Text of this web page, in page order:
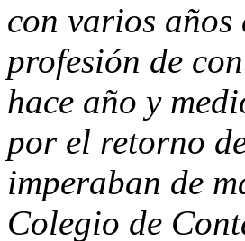
con varios
profesión de
hace año y
por el retorno
imperaban de
Colegio de